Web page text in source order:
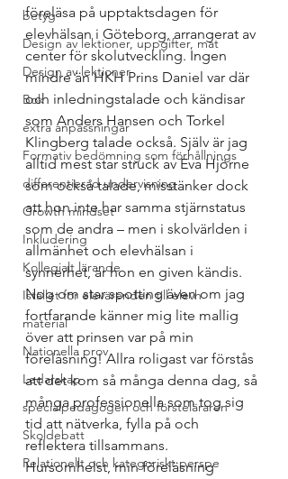
betyg
Design av lektioner, uppgifter, mat
Design av lektioner
Bok
extra anpassningar
Formativ bedömning som förhållnings
differentierad undervisning
Growth mindset
Inkludering
Kollegialt lärande
Istället för elevärenden till elevh
material
Nationella prov
Ledarskap
specialpedagogen och försteläraren
Skoldebatt
Relationellt och kategoriskt perspe
föreläsa på upptaktsdagen för
elevhälsan i Göteborg, arrangerat av
center för skolutveckling. Ingen
mindre än HKH Prins Daniel var där
och inledningstalade och kändisar
som Anders Hansen och Torkel
Klingberg talade också. Själv är jag
alltid mest star struck av Eva Hjörne
som också talade, misstänker dock
att hon inte har samma stjärnstatus
som de andra – men i skolvärlden i
allmänhet och elevhälsan i
synnerhet, är hon en given kändis.
Nog om star spotting även om jag
fortfarande känner mig lite mallig
över att prinsen var på min
föreläsning! Allra roligast var förstås
att det kom så många denna dag, så
många professionella som tog sig
tid att nätverka, fylla på och
reflektera tillsammans.
Hursomhelst, min föreläsning